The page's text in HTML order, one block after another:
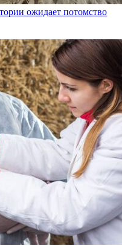
ожидает потомство